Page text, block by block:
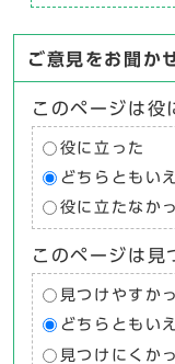
ご意見をお聞か
このページは役
役に立った
どちらともい
役に立たなか
このページは見
見つけやすか
どちらともい
見つけにくか